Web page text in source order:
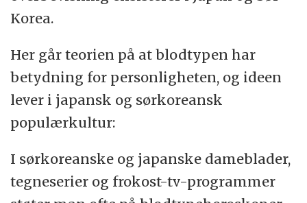
Korea.
Her går teorien på at blodtypen har
betydning for personligheten, og ideen
lever i japansk og sørkoreansk
populærkultur:
I sørkoreanske og japanske dameblader,
tegneserier og frokost-tv-programmer